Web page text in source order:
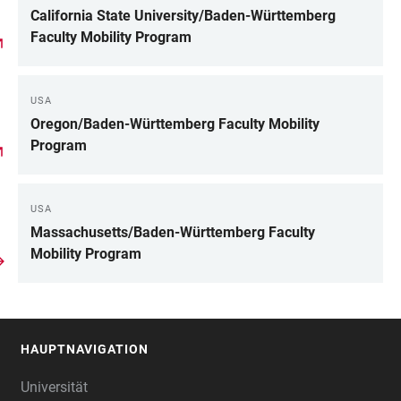
California State University/Baden-Württemberg
Faculty Mobility Program
USA
Oregon/Baden-Württemberg Faculty Mobility
Program
USA
Massachusetts/Baden-Württemberg Faculty
Mobility Program
HAUPTNAVIGATION
Universität